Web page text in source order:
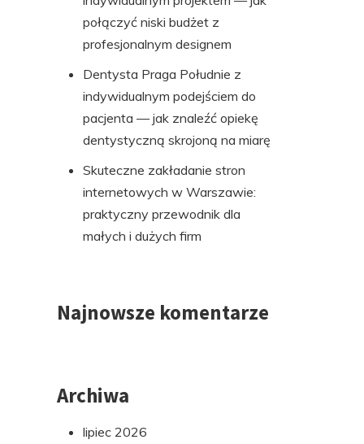
połączyć niski budżet z
profesjonalnym designem
Dentysta Praga Południe z
indywidualnym podejściem do
pacjenta — jak znaleźć opiekę
dentystyczną skrojoną na miarę
Skuteczne zakładanie stron
internetowych w Warszawie:
praktyczny przewodnik dla
małych i dużych firm
Najnowsze komentarze
Archiwa
lipiec 2026